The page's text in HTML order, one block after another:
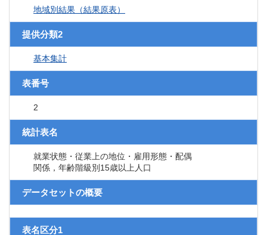
地域別結果（結果原表）
提供分類2
基本集計
表番号
2
統計表名
就業状態・従業上の地位・雇用形態・配偶
関係，年齢階級別15歳以上人口
データセットの概要
表名区分1